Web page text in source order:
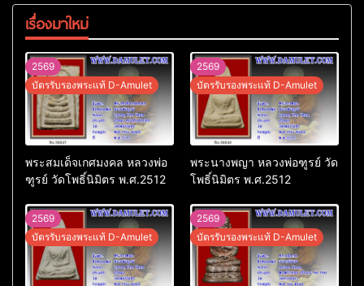
เรื่องมาใหม่
2569
บัตรรับรองพระแท้ D-Amulet
พระสมเด็จเกศมงคล หลวงพ่อ
ฑูรย์ วัดโพธิ์นิมิตร พ.ศ.2512
2569
บัตรรับรองพระแท้ D-Amulet
พระนางพญา หลวงพ่อฑูรย์ วัด
โพธิ์นิมิตร พ.ศ.2512
2569
บัตรรับรองพระแท้ D-Amulet
2569
บัตรรับรองพระแท้ D-Amulet